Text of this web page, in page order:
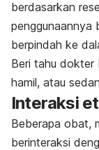
berdasarkan
penggunaannya
berpindah ke
Beri tahu dokter
hamil, atau
Interaksi
Beberapa obat,
berinteraksi